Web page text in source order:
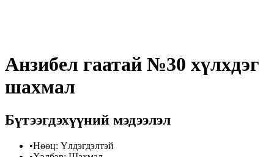
Анзибел гаатай №30 хүлхдэг
шахмал
Бүтээгдэхүүний мэдээлэл
•Нөөц: Үлдэгдэлтэй